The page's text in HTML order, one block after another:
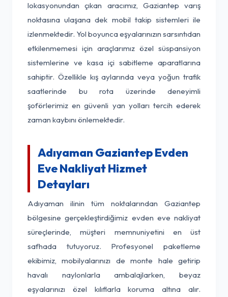
lokasyonundan çıkan aracımız, Gaziantep varış
noktasına ulaşana dek mobil takip sistemleri ile
izlenmektedir. Yol boyunca eşyalarınızın sarsıntıdan
etkilenmemesi için araçlarımız özel süspansiyon
sistemlerine ve kasa içi sabitleme aparatlarına
sahiptir. Özellikle kış aylarında veya yoğun trafik
saatlerinde bu rota üzerinde deneyimli
şoförlerimiz en güvenli yan yolları tercih ederek
zaman kaybını önlemektedir.
Adıyaman Gaziantep Evden
Eve Nakliyat Hizmet
Detayları
Adıyaman ilinin tüm noktalarından Gaziantep
bölgesine gerçekleştirdiğimiz evden eve nakliyat
süreçlerinde, müşteri memnuniyetini en üst
safhada tutuyoruz. Profesyonel paketleme
ekibimiz, mobilyalarınızı de monte hale getirip
havalı naylonlarla ambalajlarken, beyaz
eşyalarınızı özel kılıflarla koruma altına alır.